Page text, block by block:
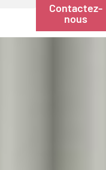
Contactez-
nous